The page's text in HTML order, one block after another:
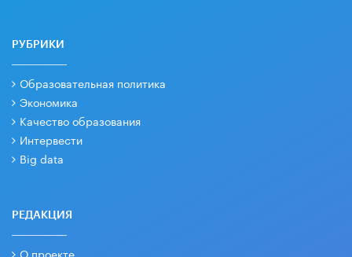
РУБРИКИ
Образовательная политика
Экономика
Качество образования
Интервести
Big data
РЕДАКЦИЯ
О проекте